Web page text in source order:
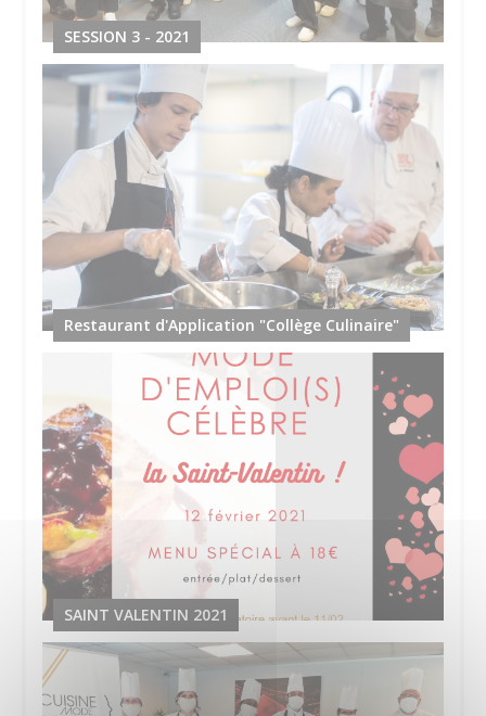
SESSION 3 - 2021
Restaurant d'Application "Collège Culinaire"
SAINT VALENTIN 2021